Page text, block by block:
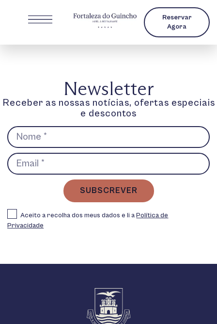
Reservar
Agora
Newsletter
Receber as nossas notícias, ofertas especiais
e descontos
Aceito a recolha dos meus dados e li aPolítica de
Privacidade
SUBSCREVER